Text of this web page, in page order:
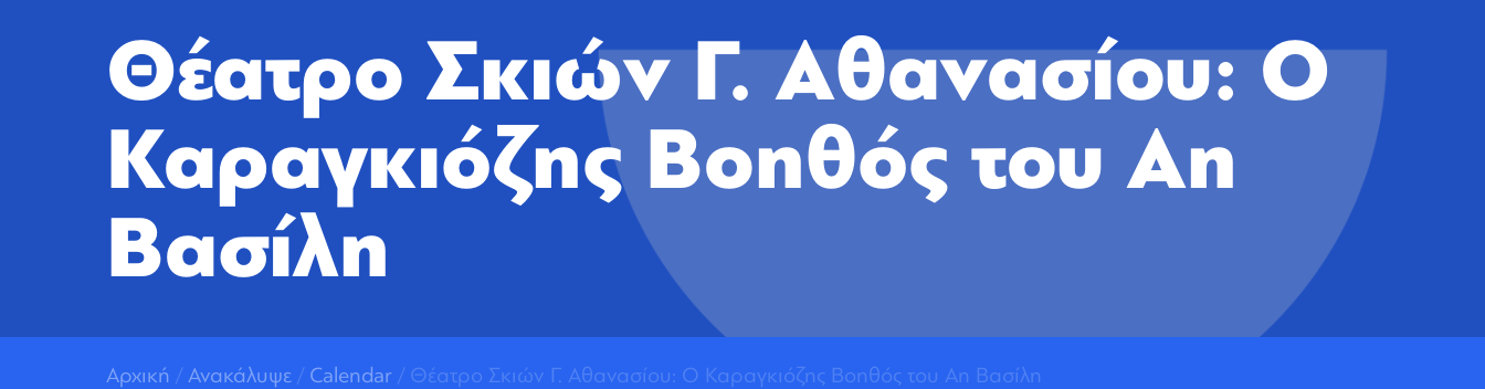
Θέατρο Σκιών Γ. Αθανασίου: Ο
Καραγκιόζης Βοηθός του Αη
Βασίλη
Αρχική / Ανακάλυψε / Calendar / Θέατρο Σκιών Γ. Αθανασίου: Ο Καραγκιόζης Βοηθός του Αη Βασίλη